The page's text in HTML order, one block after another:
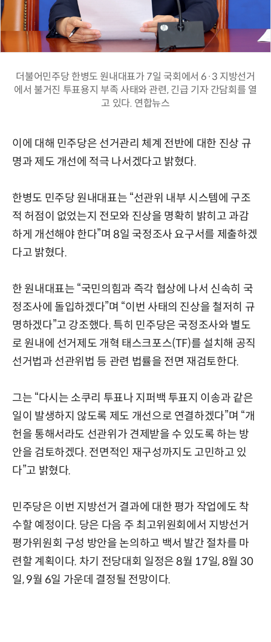
더불어민주당 한병도 원내대표가 7일 국회에서 6·3 지방선거
에서 불거진 투표용지 부족 사태와 관련, 긴급 기자 간담회를 열
고 있다. 연합뉴스
이에 대해 민주당은 선거관리 체계 전반에 대한 진상 규
명과 제도 개선에 적극 나서겠다고 밝혔다.
한병도 민주당 원내대표는 “선관위 내부 시스템에 구조
적 허점이 없었는지 전모와 진상을 명확히 밝히고 과감
하게 개선해야 한다”며 8일 국정조사 요구서를 제출하겠
다고 밝혔다.
한 원내대표는 “국민의힘과 즉각 협상에 나서 신속히 국
정조사에 돌입하겠다”며 “이번 사태의 진상을 철저히 규
명하겠다”고 강조했다. 특히 민주당은 국정조사와 별도
로 원내에 선거제도 개혁 태스크포스(TF)를 설치해 공직
선거법과 선관위법 등 관련 법률을 전면 재검토한다.
그는 “다시는 소쿠리 투표나 지퍼백 투표지 이송과 같은
일이 발생하지 않도록 제도 개선으로 연결하겠다”며 “개
헌을 통해서라도 선관위가 견제받을 수 있도록 하는 방
안을 검토하겠다. 전면적인 재구성까지도 고민하고 있
다”고 밝혔다.
민주당은 이번 지방선거 결과에 대한 평가 작업에도 착
수할 예정이다. 당은 다음 주 최고위원회에서 지방선거
평가위원회 구성 방안을 논의하고 백서 발간 절차를 마
련할 계획이다. 차기 전당대회 일정은 8월 17일, 8월 30
일, 9월 6일 가운데 결정될 전망이다.